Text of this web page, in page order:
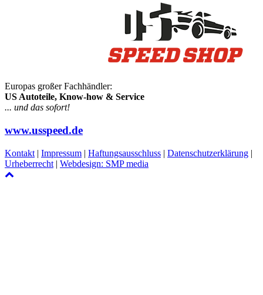
Europas großer Fachhändler:
US Autoteile, Know-how & Service
... und das sofort!
www.usspeed.de
Kontakt | Impressum | Haftungsausschluss | Datenschutzerklärung |
Urheberrecht | Webdesign: SMP media